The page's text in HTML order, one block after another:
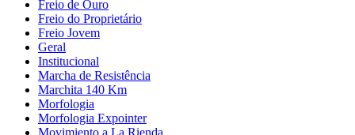
Freio de Ouro
Freio do Proprietário
Freio Jovem
Geral
Institucional
Marcha de Resistência
Marchita 140 Km
Morfologia
Morfologia Expointer